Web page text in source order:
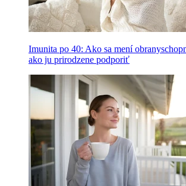
Imunita po 40: Ako sa mení
ako ju prirodzene podporiť